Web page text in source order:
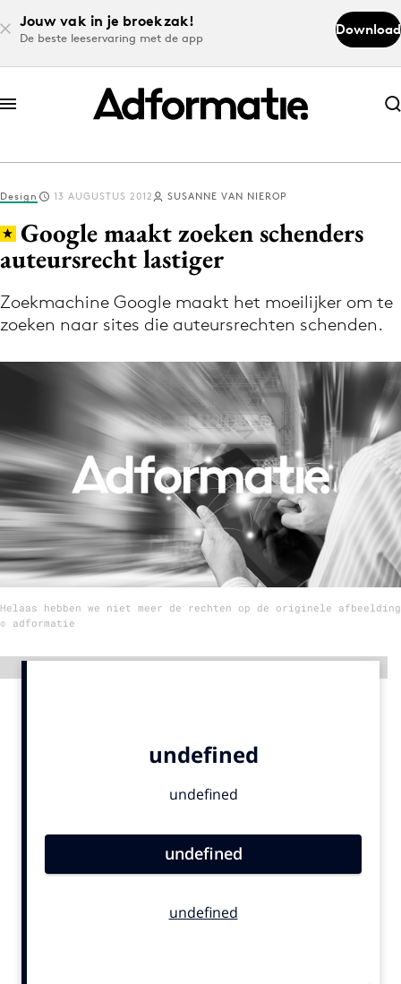
Jouw vak in je broekzak!
De beste leeservaring met de app
Download
Abonneer nu
Abonneer nu
Log in
Download de app
Volg het laatste nieuws via de Adformatie
Nieuws app
Menu
Home
9 sept: GenAI-training
12 nov: MarketingLive!
Adverteren
Events
Carriere
Design 13 AUGUSTUS 2012 SUSANNE VAN NIEROP
Google maakt zoeken schenders
auteursrecht lastiger
Zoekmachine Google maakt het moeilijker om te
zoeken naar sites die auteursrechten schenden.
Helaas hebben we niet meer de rechten op de originele afbeelding
© adformatie